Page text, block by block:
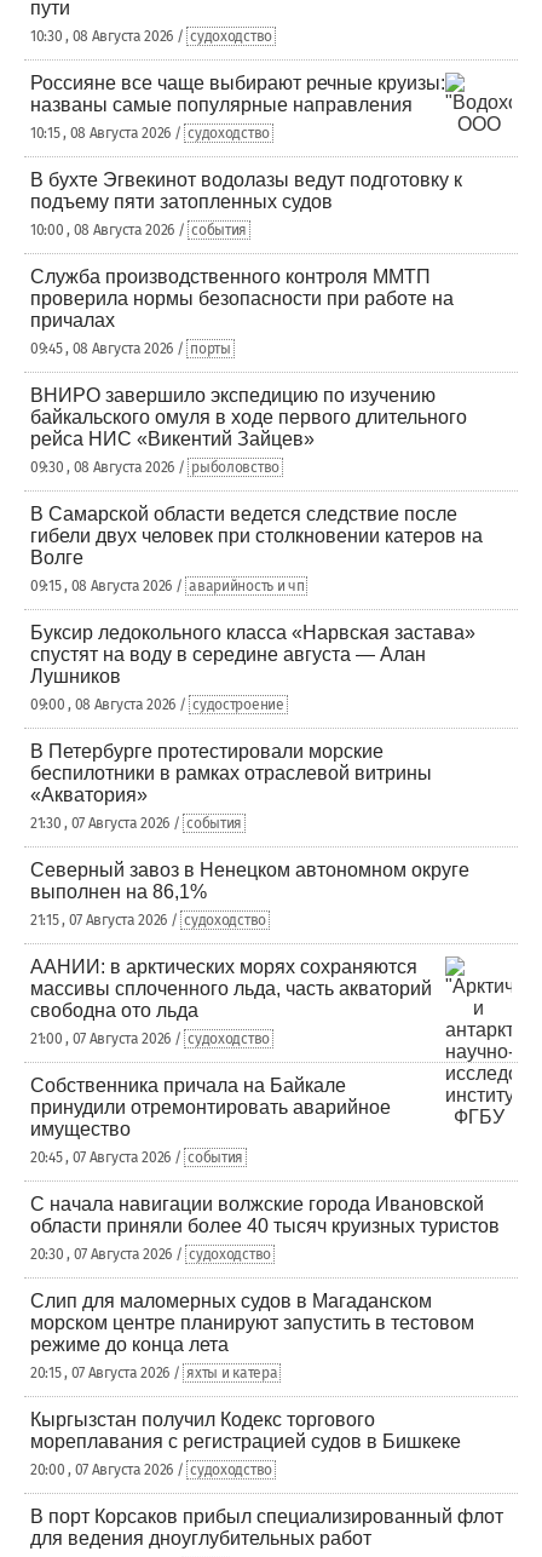
пути
10:30 , 08 Августа 2026 / судоходство
Россияне все чаще выбирают речные круизы:
названы самые популярные направления
10:15 , 08 Августа 2026 / судоходство
В бухте Эгвекинот водолазы ведут подготовку к
подъему пяти затопленных судов
10:00 , 08 Августа 2026 / события
Служба производственного контроля ММТП
проверила нормы безопасности при работе на
причалах
09:45 , 08 Августа 2026 / порты
ВНИРО завершило экспедицию по изучению
байкальского омуля в ходе первого длительного
рейса НИС «Викентий Зайцев»
09:30 , 08 Августа 2026 / рыболовство
В Самарской области ведется следствие после
гибели двух человек при столкновении катеров на
Волге
09:15 , 08 Августа 2026 / аварийность и чп
Буксир ледокольного класса «Нарвская застава»
спустят на воду в середине августа — Алан
Лушников
09:00 , 08 Августа 2026 / судостроение
В Петербурге протестировали морские
беспилотники в рамках отраслевой витрины
«Акватория»
21:30 , 07 Августа 2026 / события
Северный завоз в Ненецком автономном округе
выполнен на 86,1%
21:15 , 07 Августа 2026 / судоходство
ААНИИ: в арктических морях сохраняются
массивы сплоченного льда, часть акваторий
свободна ото льда
21:00 , 07 Августа 2026 / судоходство
Собственника причала на Байкале
принудили отремонтировать аварийное
имущество
20:45 , 07 Августа 2026 / события
С начала навигации волжские города Ивановской
области приняли более 40 тысяч круизных туристов
20:30 , 07 Августа 2026 / судоходство
Слип для маломерных судов в Магаданском
морском центре планируют запустить в тестовом
режиме до конца лета
20:15 , 07 Августа 2026 / яхты и катера
Кыргызстан получил Кодекс торгового
мореплавания с регистрацией судов в Бишкеке
20:00 , 07 Августа 2026 / судоходство
В порт Корсаков прибыл специализированный флот
для ведения дноуглубительных работ